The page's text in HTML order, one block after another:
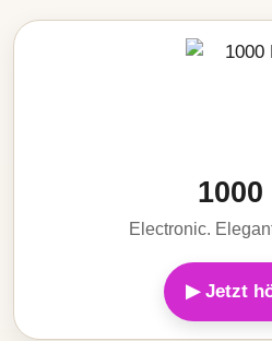
1000
Electronic.
▶ Jetzt